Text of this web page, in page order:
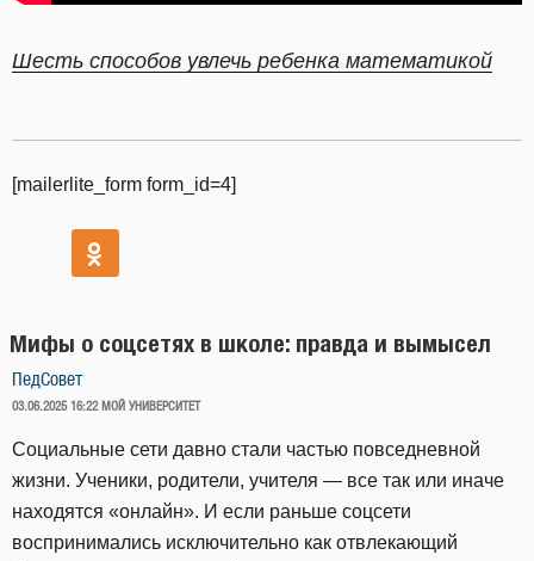
Шесть способов увлечь ребенка математикой
[mailerlite_form form_id=4]
Мифы о соцсетях в школе: правда и вымысел
ПедСовет
ОПУБЛИКОВАНО
03.06.2025 16:22 МОЙ УНИВЕРСИТЕТ
Социальные сети давно стали частью повседневной
жизни. Ученики, родители, учителя — все так или иначе
находятся «онлайн». И если раньше соцсети
воспринимались исключительно как отвлекающий